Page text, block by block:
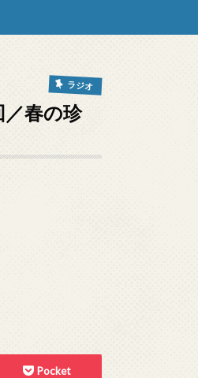
ラジオ
／春の珍
Pocket